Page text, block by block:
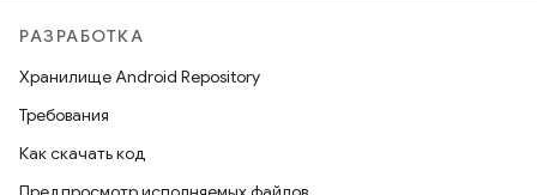
РАЗРАБОТКА
Хранилище Android Repository
Требования
Как скачать код